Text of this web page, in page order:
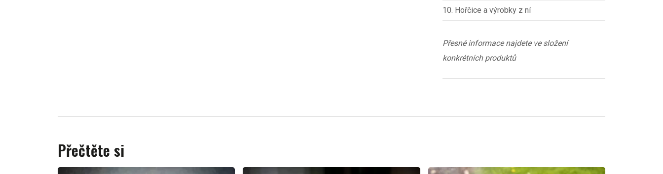
10. Hořčice a výrobky z ní
Přesné informace najdete ve složení
konkrétních produktů
Přečtěte si